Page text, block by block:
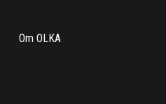
Om OLKA